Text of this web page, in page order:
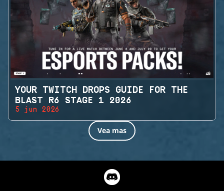
YOUR TWITCH DROPS GUIDE FOR THE
BLAST R6 STAGE 1 2026
5 jun 2026
Vea mas